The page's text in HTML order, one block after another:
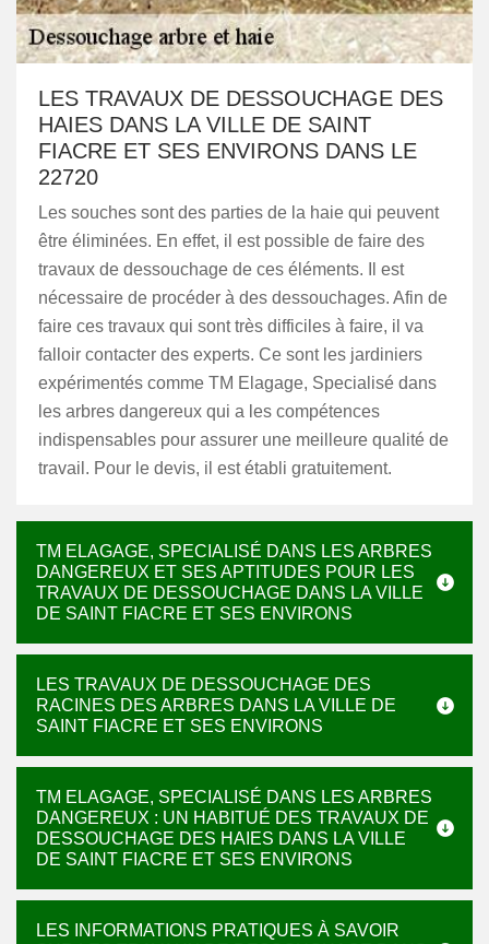
LES TRAVAUX DE DESSOUCHAGE DES
HAIES DANS LA VILLE DE SAINT
FIACRE ET SES ENVIRONS DANS LE
22720
Les souches sont des parties de la haie qui peuvent
être éliminées. En effet, il est possible de faire des
travaux de dessouchage de ces éléments. Il est
nécessaire de procéder à des dessouchages. Afin de
faire ces travaux qui sont très difficiles à faire, il va
falloir contacter des experts. Ce sont les jardiniers
expérimentés comme TM Elagage, Specialisé dans
les arbres dangereux qui a les compétences
indispensables pour assurer une meilleure qualité de
travail. Pour le devis, il est établi gratuitement.
TM ELAGAGE, SPECIALISÉ DANS LES ARBRES
DANGEREUX ET SES APTITUDES POUR LES
TRAVAUX DE DESSOUCHAGE DANS LA VILLE
DE SAINT FIACRE ET SES ENVIRONS
LES TRAVAUX DE DESSOUCHAGE DES
RACINES DES ARBRES DANS LA VILLE DE
SAINT FIACRE ET SES ENVIRONS
TM ELAGAGE, SPECIALISÉ DANS LES ARBRES
DANGEREUX : UN HABITUÉ DES TRAVAUX DE
DESSOUCHAGE DES HAIES DANS LA VILLE
DE SAINT FIACRE ET SES ENVIRONS
LES INFORMATIONS PRATIQUES À SAVOIR